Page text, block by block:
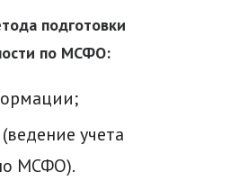
подготовки
по МСФО:
учета
МСФО).